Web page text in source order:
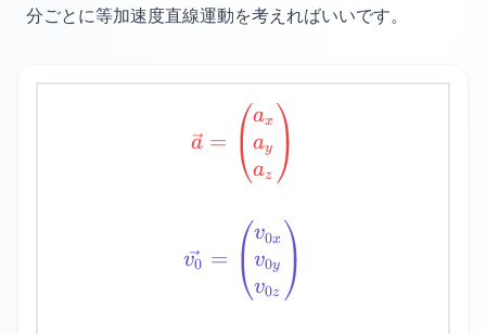
分ごとに等加速度直線運動を考えればいいです。
a =
ax
ay
az
v0 =
v0x
v0y
v0z